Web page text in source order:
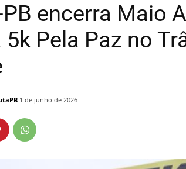
PB encerra Maio
Pela Paz no
1 de junho de 2026